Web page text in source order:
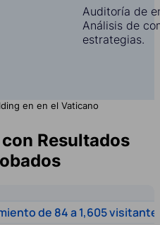
Auditoría de
Análisis de
estrategias.
en en el Vaticano
Resultados
de 84 a 1,605